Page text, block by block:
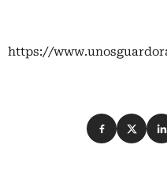
https://
Condividi su